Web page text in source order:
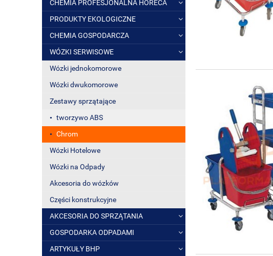
CHEMIA PROFESJONALNA HORECA
PRODUKTY EKOLOGICZNE
CHEMIA GOSPODARCZA
WÓZKI SERWISOWE
Wózki jednokomorowe
Wózki dwukomorowe
Zestawy sprzątające
tworzywo ABS
Chrom
Wózki Hotelowe
Wózki na Odpady
Akcesoria do wózków
Części konstrukcyjne
AKCESORIA DO SPRZĄTANIA
GOSPODARKA ODPADAMI
ARTYKUŁY BHP